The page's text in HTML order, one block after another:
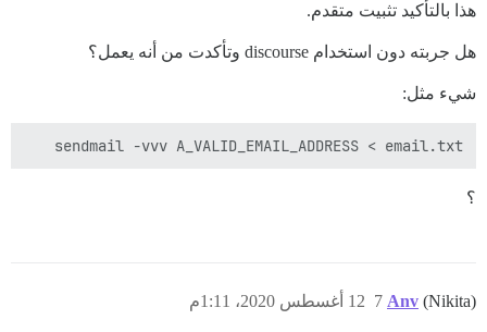
هذا بالتأكيد تثبيت متقدم.
هل جربته دون استخدام discourse وتأكدت من أنه يعمل؟
شيء مثل:
sendmail -vvv A_VALID_EMAIL_ADDRESS < email.txt
؟
Anv (Nikita) 12 أغسطس 2020، 1:11م 7